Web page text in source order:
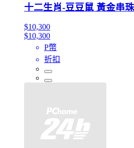
十二生肖-豆豆鼠 黃金串珠
$10,300
$10,300
P幣
折扣